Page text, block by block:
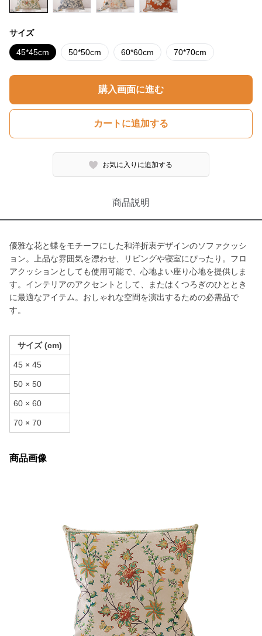
サイズ
45*45cm 50*50cm 60*60cm 70*70cm
購入画面に進む
カートに追加する
お気に入りに追加する
商品説明
優雅な花と蝶をモチーフにした和洋折衷デザインのソファクッシ
ョン。上品な雰囲気を漂わせ、リビングや寝室にぴったり。フロ
アクッションとしても使用可能で、心地よい座り心地を提供しま
す。インテリアのアクセントとして、またはくつろぎのひととき
に最適なアイテム。おしゃれな空間を演出するための必需品で
す。
サイズ (cm)
45 × 45
50 × 50
60 × 60
70 × 70
商品画像